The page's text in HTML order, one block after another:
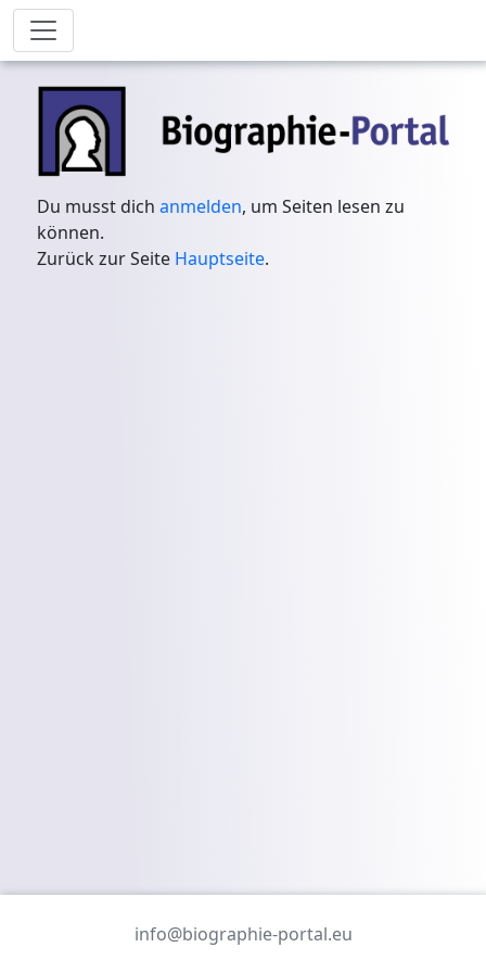
Du musst dichanmelden, um Seiten lesen zu
können.
Zurück zur Seite Hauptseite.
info@biographie-portal.eu